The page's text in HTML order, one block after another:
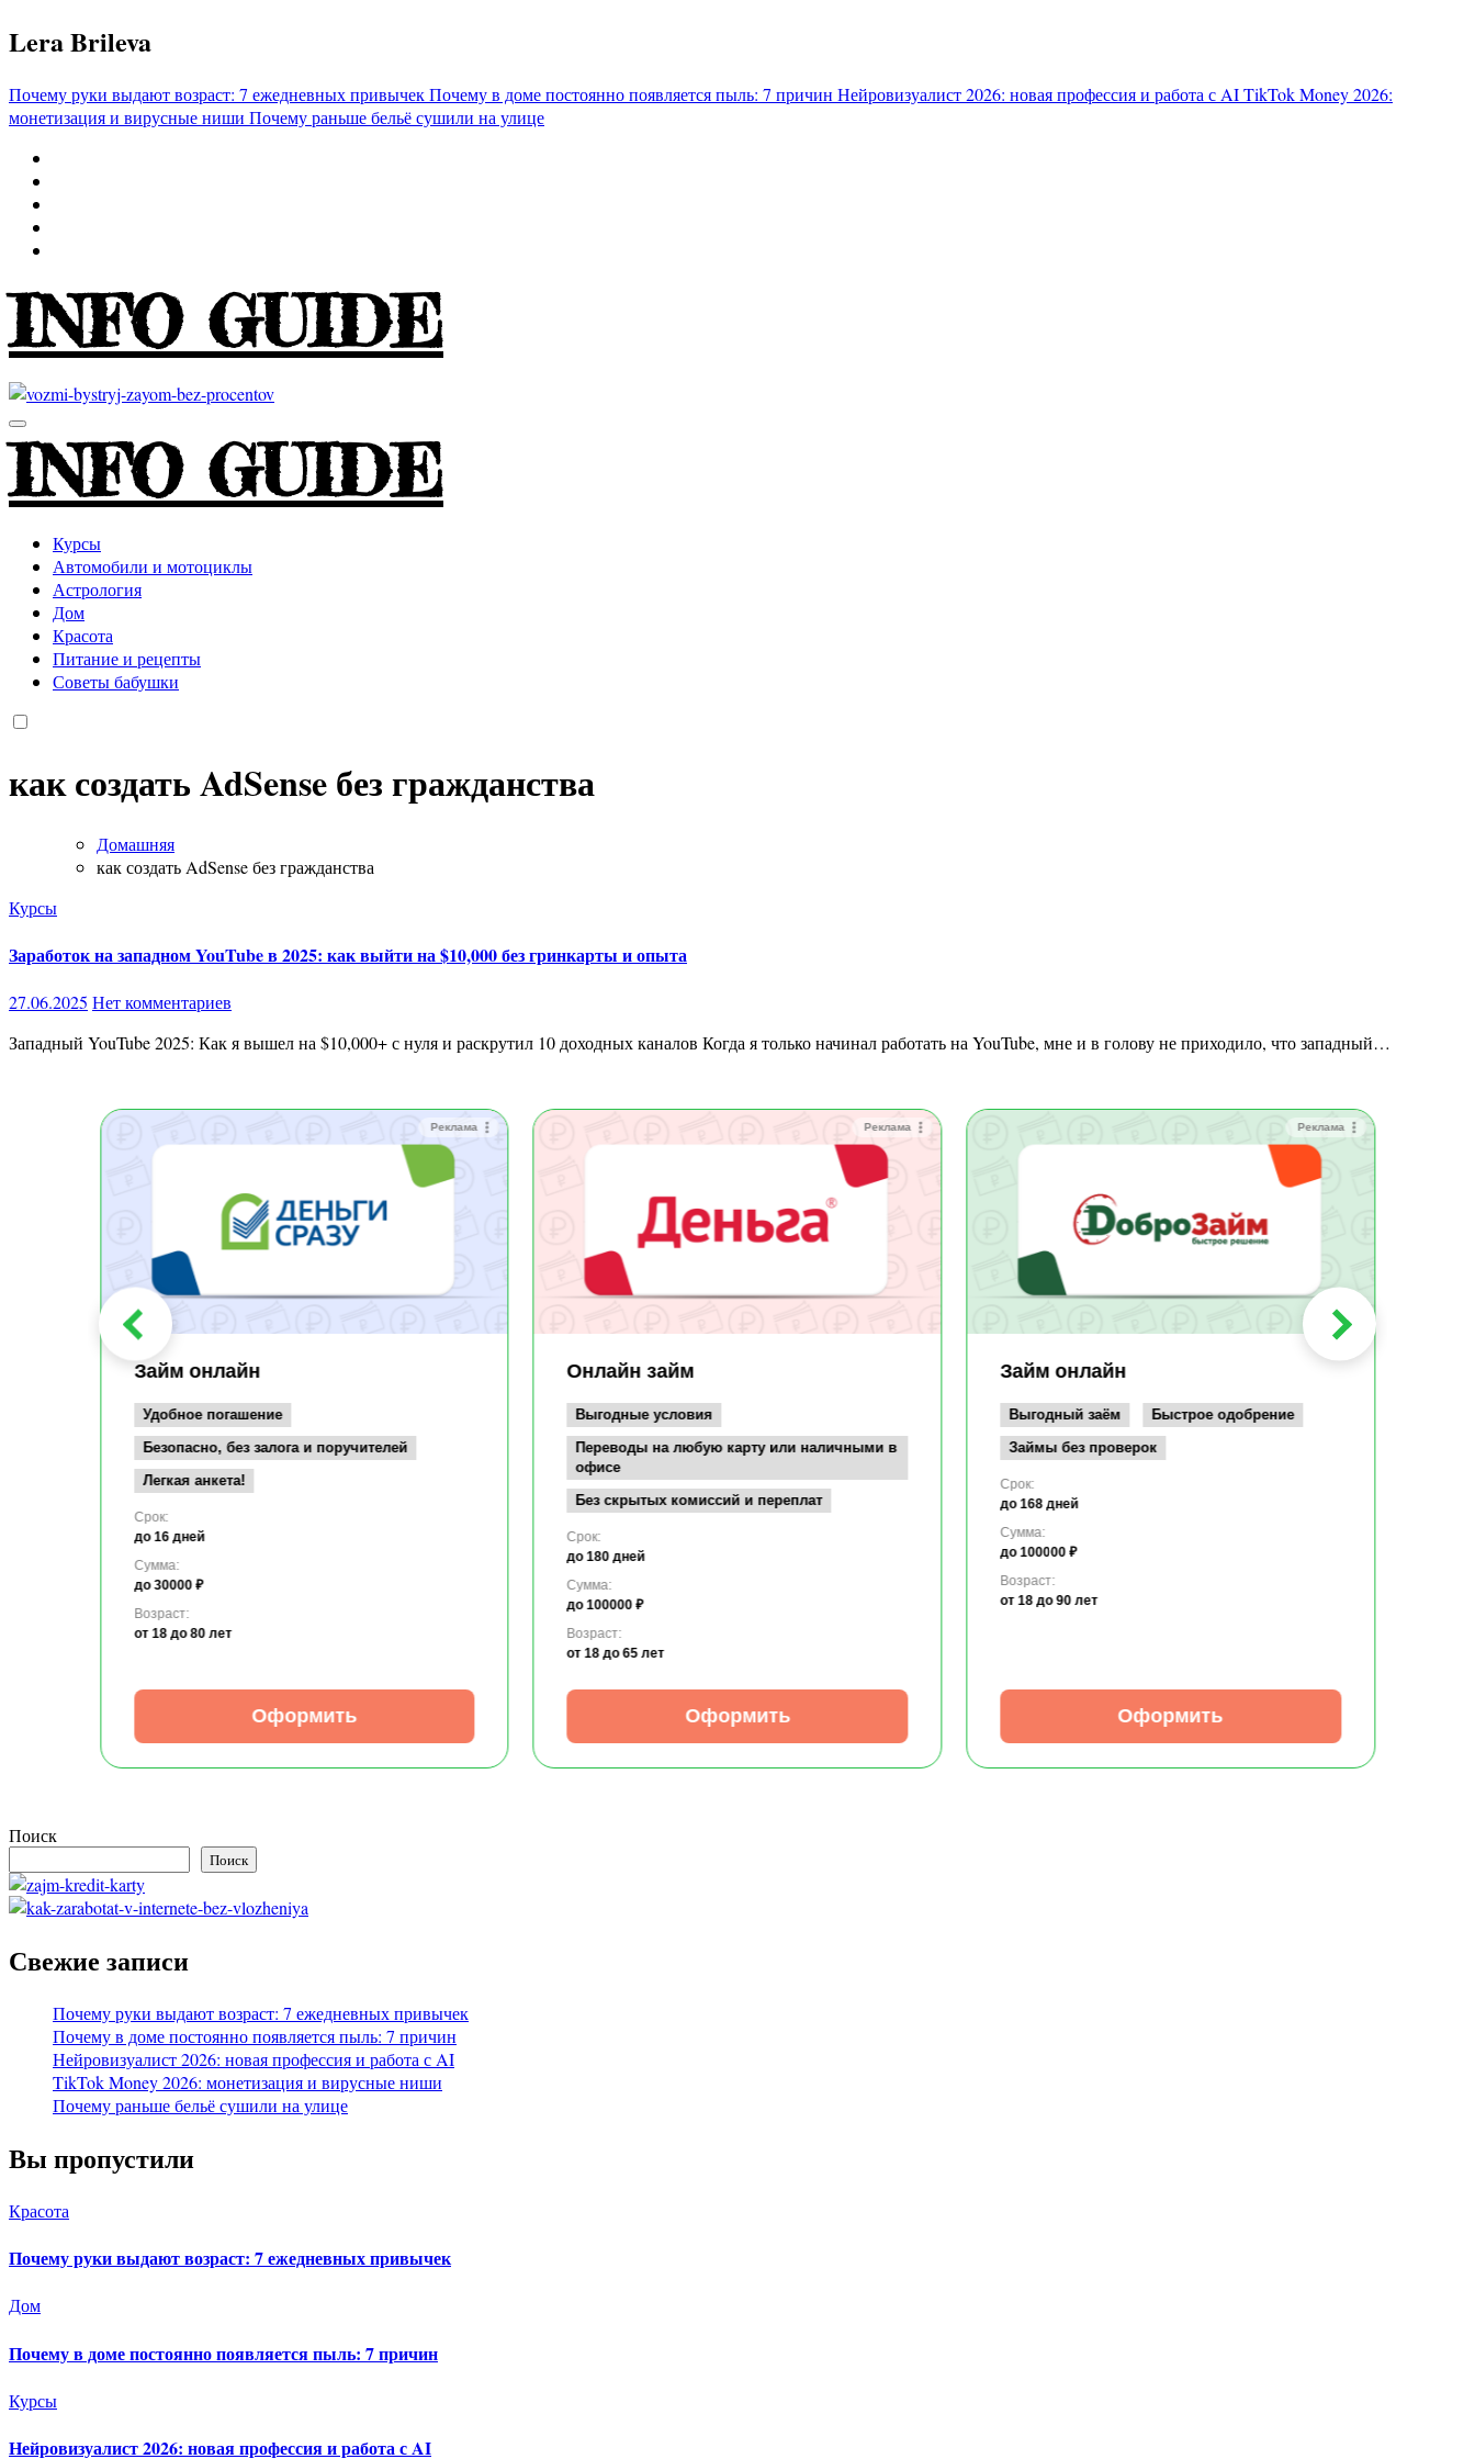
Перейти
к
Lera Brileva
Почему руки выдают возраст: 7 ежедневных привычекПочему в доме постоянно появляется пыль: 7 причин Нейровизуалист 2026: новая профессия и работа с AITikTok Money 2026:
монетизация и вирусные ниши Почему раньше бельё сушили на улице
INFO GUIDE
INFO GUIDE
Курсы
Автомобили и мотоциклы
Астрология
Дом
Красота
Питание и рецепты
Советы бабушки
как создать AdSense без гражданства
Домашняя
как создать AdSense без гражданства
Курсы
Заработок на западном YouTube в 2025: как выйти на $10,000 без гринкарты и опыта
27.06.2025 Нет комментариев
Западный YouTube 2025: Как я вышел на $10,000+ с нуля и раскрутил 10 доходных каналов Когда я только начинал работать на YouTube, мне и в голову не приходило, что западный…
Реклама
Займ онлайн
Удобное погашение
Безопасно, без залога и поручителей
Легкая анкета!
Срок:
до 16 дней
Сумма:
до 30000 ₽
Возраст:
от 18 до 80 лет
Оформить
Реклама
Онлайн займ
Выгодные условия
Переводы на любую карту или наличными в
офисе
Без скрытых комиссий и переплат
Срок:
до 180 дней
Сумма:
до 100000 ₽
Возраст:
от 18 до 65 лет
Оформить
Реклама
Займ онлайн
Выгодный заём
Быстрое одобрение
Займы без проверок
Срок:
до 168 дней
Сумма:
до 100000 ₽
Возраст:
от 18 до 90 лет
Оформить
Поиск
Поиск
Свежие записи
Почему руки выдают возраст: 7 ежедневных привычек
Почему в доме постоянно появляется пыль: 7 причин
Нейровизуалист 2026: новая профессия и работа с AI
TikTok Money 2026: монетизация и вирусные ниши
Почему раньше бельё сушили на улице
Вы пропустили
Красота
Почему руки выдают возраст: 7 ежедневных привычек
Дом
Почему в доме постоянно появляется пыль: 7 причин
Курсы
Нейровизуалист 2026: новая профессия и работа с AI